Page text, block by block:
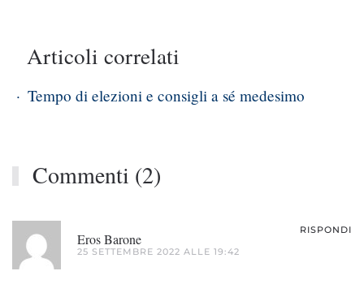
Articoli correlati
Tempo di elezioni e consigli a sé medesimo
Commenti (2)
Eros Barone
25 SETTEMBRE 2022 ALLE 19:42
RISPONDI